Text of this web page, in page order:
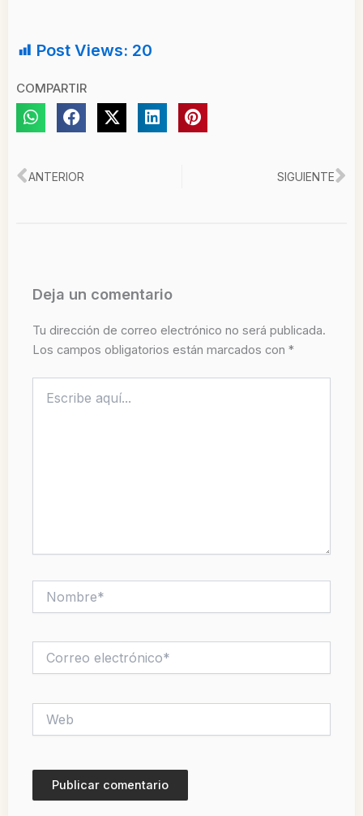
Post Views: 20
COMPARTIR
Ant
ANTERIOR SIGUIENTE
Deja un comentario
Tu dirección de correo electrónico no será publicada.
Los campos obligatorios están marcados con *
aquí...
electrónico*